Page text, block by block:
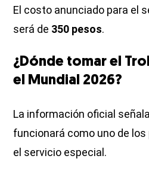
El costo anunciado para el
será de 350 pesos.
¿Dónde tomar el
el Mundial 2026?
La información oficial
funcionará como uno de
el servicio especial.